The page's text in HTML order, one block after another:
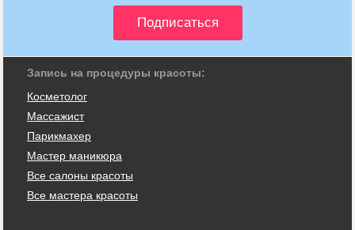
Запись на процедуры красоты:
Косметолог
Массажист
Парикмахер
Мастер маникюра
Все салоны красоты
Все мастера красоты